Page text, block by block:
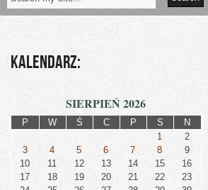
Kalendarz:
SIERPIEŃ 2026
P W Ś C P S
N
1
2
3
4 5 6 7 8
9
10
11 12 13 14 15
16
17
18 19 20 21 22
23